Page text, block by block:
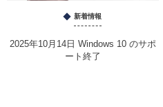
新着情報
2025年10月14日 Windows 10 のサポ
ート終了